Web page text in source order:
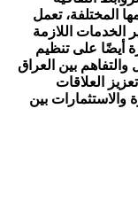
المختلفة، تعمل
الخدمات اللازمة
أيضًا على تنظيم
والتفاهم بين العراق
العلاقات
والاستثمارات بين